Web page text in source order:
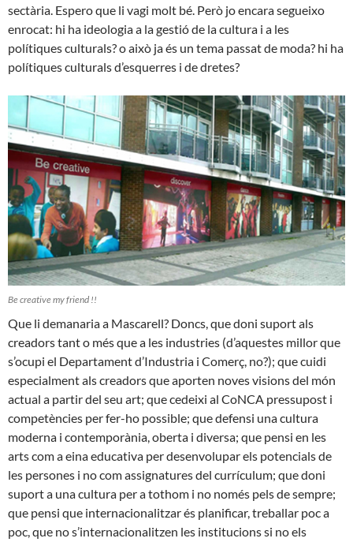
sectària. Espero que li vagi molt bé. Però jo encara segueixo
enrocat: hi ha ideologia a la gestió de la cultura i a les
polítiques culturals? o això ja és un tema passat de moda? hi ha
polítiques culturals d’esquerres i de dretes?
Be creative my friend !!
Que li demanaria a Mascarell? Doncs, que doni suport als
creadors tant o més que a les industries (d’aquestes millor que
s’ocupi el Departament d’Industria i Comerç, no?); que cuidi
especialment als creadors que aporten noves visions del món
actual a partir del seu art; que cedeixi al CoNCA pressupost i
competències per fer-ho possible; que defensi una cultura
moderna i contemporània, oberta i diversa; que pensi en les
arts com a eina educativa per desenvolupar els potencials de
les persones i no com assignatures del currículum; que doni
suport a una cultura per a tothom i no només pels de sempre;
que pensi que internacionalitzar és planificar, treballar poc a
poc, que no s’internacionalitzen les institucions si no els